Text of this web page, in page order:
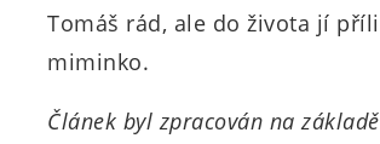
Tomáš rád, ale do života jí
miminko.
Článek byl zpracován na